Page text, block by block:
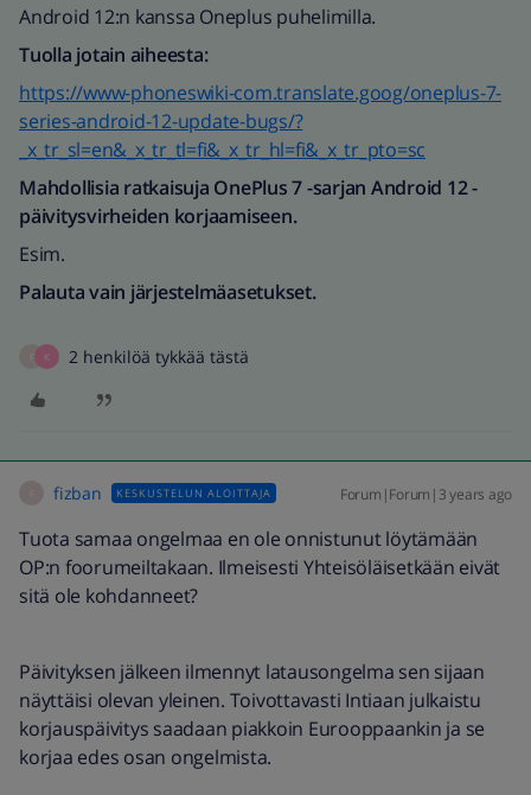
Android 12:n kanssa Oneplus puhelimilla.
Tuolla jotain aiheesta:
https://www-phoneswiki-com.translate.goog/oneplus-7-
series-android-12-update-bugs/?
_x_tr_sl=en&_x_tr_tl=fi&_x_tr_hl=fi&_x_tr_pto=sc
Mahdollisia ratkaisuja OnePlus 7 -sarjan Android 12 -
päivitysvirheiden korjaamiseen.
Esim.
Palauta vain järjestelmäasetukset.
K 2 henkilöä tykkää tästä
fizban KESKUSTELUN ALOITTAJA Forum|Forum|3 years ago
Tuota samaa ongelmaa en ole onnistunut löytämään
OP:n foorumeiltakaan. Ilmeisesti Yhteisöläisetkään eivät
sitä ole kohdanneet?
Päivityksen jälkeen ilmennyt latausongelma sen sijaan
näyttäisi olevan yleinen. Toivottavasti Intiaan julkaistu
korjauspäivitys saadaan piakkoin Eurooppaankin ja se
korjaa edes osan ongelmista.